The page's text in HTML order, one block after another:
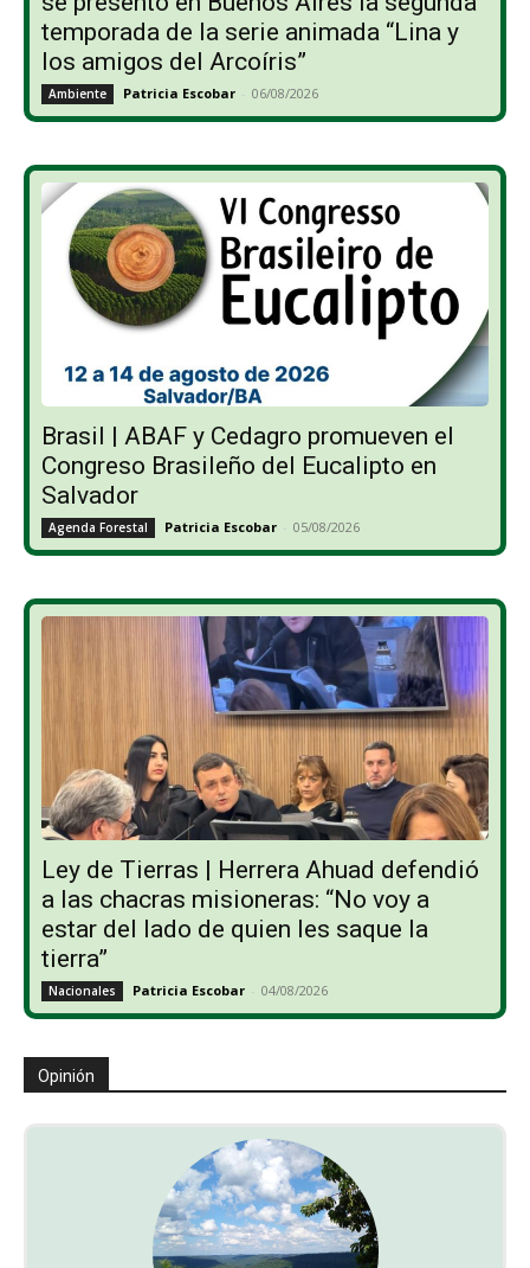
temporada de la serie animada “Lina y
los amigos del Arcoíris”
Ambiente Patricia Escobar - 06/08/2026
Brasil | ABAF y Cedagro promueven el
Congreso Brasileño del Eucalipto en
Salvador
Agenda Forestal Patricia Escobar - 05/08/2026
Ley de Tierras | Herrera Ahuad defendió
a las chacras misioneras: “No voy a
estar del lado de quien les saque la
tierra”
Nacionales Patricia Escobar - 04/08/2026
Opinión